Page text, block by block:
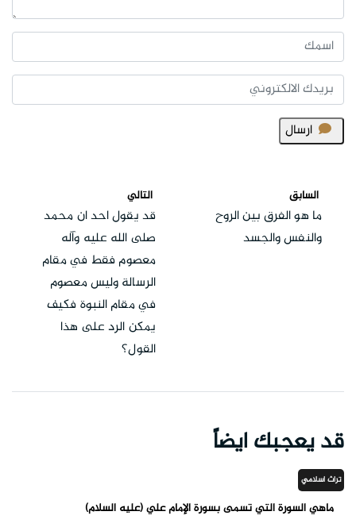
ارسال
السابق
ما هو الفرق بين الروح
والنفس والجسد
التالي
قد يقول احد ان محمد
صلى الله عليه وآله
معصوم فقط في مقام
الرسالة وليس معصوم
في مقام النبوة فكيف
يمكن الرد على هذا
القول؟
قد يعجبك ايضاً
تراث اسلامي
ماهي السورة التي تسمى بسورة الإمام علي (عليه السلام)